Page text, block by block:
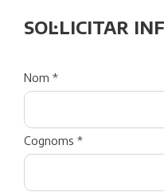
SOL·LICITAR
Nom *
Cognoms *